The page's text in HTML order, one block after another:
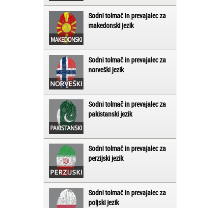
Sodni tolmač in prevajalec za
makedonski jezik
Sodni tolmač in prevajalec za
norveški jezik
Sodni tolmač in prevajalec za
pakistanski jezik
Sodni tolmač in prevajalec za
perzijski jezik
Sodni tolmač in prevajalec za
poljski jezik